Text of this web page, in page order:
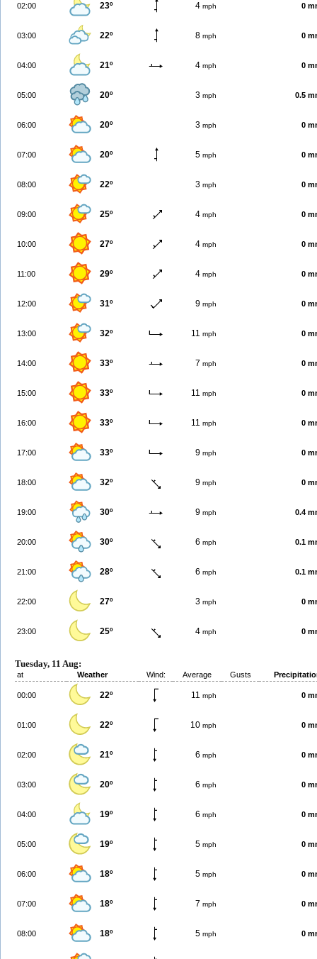
02:00 23º 4 mph 0
03:00 22º 8 mph 0
04:00 21º 4 mph 0
05:00 20º 3 mph 0.5
06:00 20º 3 mph 0
07:00 20º 5 mph 0
08:00 22º 3 mph 0
09:00 25º 4 mph 0
10:00 27º 4 mph 0
11:00 29º 4 mph 0
12:00 31º 9 mph 0
13:00 32º 11 mph 0
14:00 33º 7 mph 0
15:00 33º 11 mph 0
16:00 33º 11 mph 0
17:00 33º 9 mph 0
18:00 32º 9 mph 0
19:00 30º 9 mph 0.4
20:00 30º 6 mph 0.1
21:00 28º 6 mph 0.1
22:00 27º 3 mph 0
23:00 25º 4 mph 0
Tuesday, 11 Aug:
at Weather Wind: Average Gusts
00:00 22º 11 mph 0
01:00 22º 10 mph 0
02:00 21º 6 mph 0
03:00 20º 6 mph 0
04:00 19º 6 mph 0
05:00 19º 5 mph 0
06:00 18º 5 mph 0
07:00 18º 7 mph 0
08:00 18º 5 mph 0